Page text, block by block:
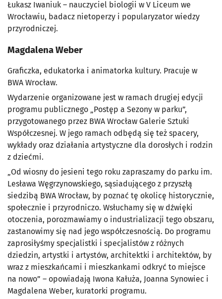
Łukasz Iwaniuk – nauczyciel biologii w V Liceum we
Wrocławiu, badacz nietoperzy i popularyzator wiedzy
przyrodniczej.
Magdalena Weber
Graficzka, edukatorka i animatorka kultury. Pracuje w
BWA Wrocław.
Wydarzenie organizowane jest w ramach drugiej edycji
programu publicznego „Postęp a Sezony w parku”,
przygotowanego przez BWA Wrocław Galerie Sztuki
Współczesnej. W jego ramach odbędą się też spacery,
wykłady oraz działania artystyczne dla dorosłych i rodzin
z dziećmi.
„Od wiosny do jesieni tego roku zapraszamy do parku im.
Lesława Węgrzynowskiego, sąsiadującego z przyszłą
siedzibą BWA Wrocław, by poznać tę okolicę historycznie,
społecznie i przyrodniczo. Wsłuchamy się w dźwięki
otoczenia, porozmawiamy o industrializacji tego obszaru,
zastanowimy się nad jego współczesnością. Do programu
zaprosiłyśmy specjalistki i specjalistów z różnych
dziedzin, artystki i artystów, architektki i architektów, by
wraz z mieszkańcami i mieszkankami odkryć to miejsce
na nowo” – opowiadają Iwona Kałuża, Joanna Synowiec i
Magdalena Weber, kuratorki programu.